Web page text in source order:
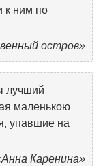
к ним по
остров»
лучший
маленькою
упавшие на
Каренина»